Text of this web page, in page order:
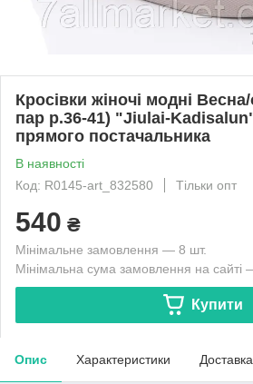
Кросівки жіночі модні
пар р.36-41) "Jiulai-
прямого постачальника
В наявності
Код: R0145-art_832580
Тільки опт
540 ₴
Мінімальне замовлення — 8 шт.
Мінімальна сума замовлення на сайті
Купити
Опис Характеристики Доставка